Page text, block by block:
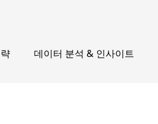
데이터 분석 & 인사이트